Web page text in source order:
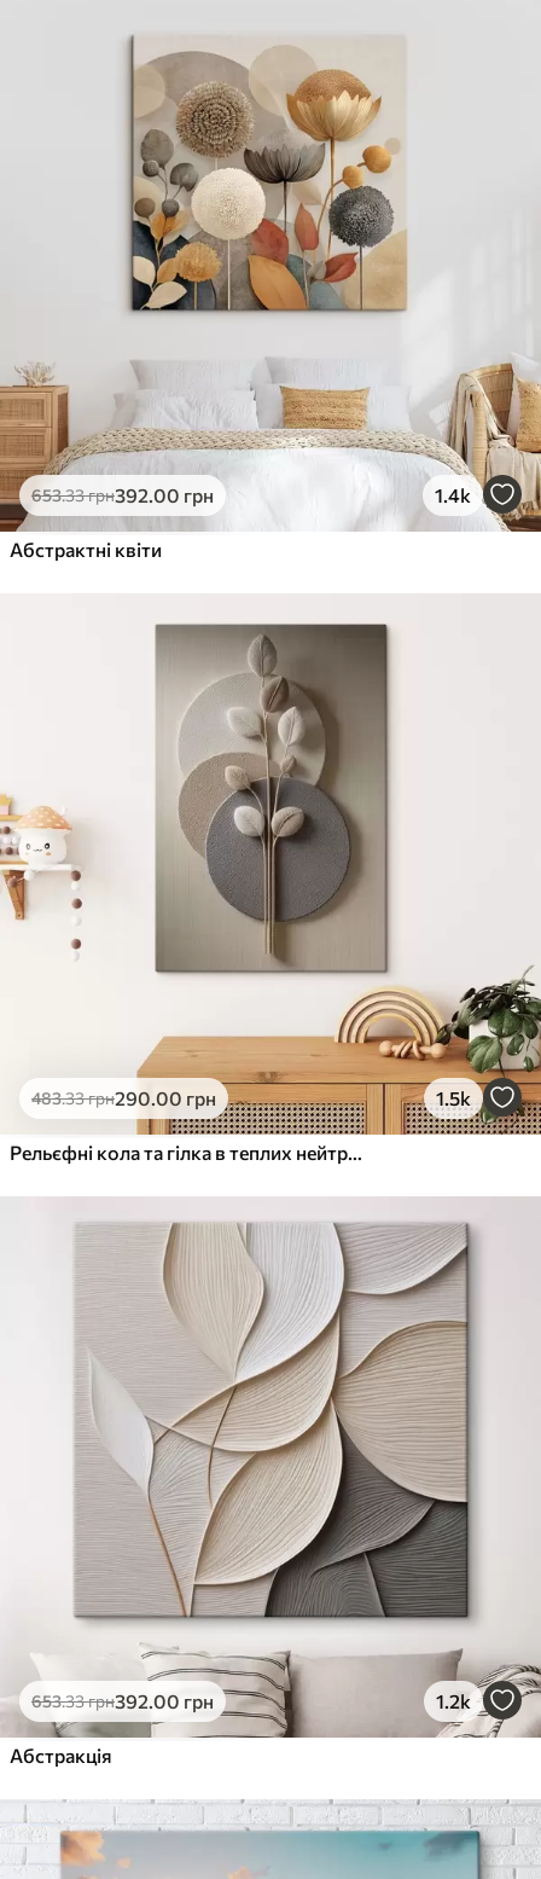
Яскраві, насичені кольори
Стійкість до вицвітання
Безпечне чорнило без запаху
Поверхня з текстурою полотна
Екологічний матеріал
грн
Яскраві, насичені кольори
Стійкість до вицвітання
✓ Поверхня з текстурою полотна
✗ Екологічний матеріал
Еко-Преміум
.00грн
✓Яскраві, насичені кольори
Поверхня з текстурою полотна
653.33грн392.00 грн 1.4k
Абстрактні квіти
483.33грн290.00 грн 1.5k
Рельєфні кола та гілка в теплих нейтральних тонах
653.33грн392.00 грн 1.2k
Абстракція